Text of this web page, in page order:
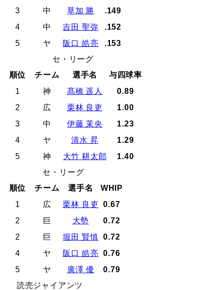
3 中 草加 勝
.149
4
中 吉田 聖弥
.152
5
ヤ 阪口 皓亮
.153
セ・リーグ
順位
チーム 選手名
与四球率
1
神 髙橋 遥人
0.89
2
広 栗林 良吏
1.00
3
中 伊藤 茉央
1.23
4
ヤ 清水 昇
1.29
5
神 大竹 耕太郎
1.40
セ・リーグ
順位
チーム 選手名
WHIP
1
広 栗林 良吏
0.67
2
巨 大勢
0.72
2
巨 堀田 賢慎
0.72
4
ヤ 阪口 皓亮
0.76
5
ヤ 廣澤 優
0.79
読売ジャイアンツ